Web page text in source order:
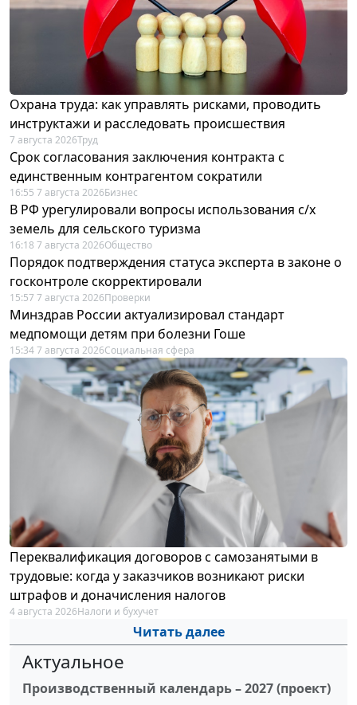
Охрана труда: как управлять рисками, проводить
инструктажи и расследовать происшествия
7 августа 2026Труд
Срок согласования заключения контракта с
единственным контрагентом сократили
16:55 7 августа 2026Бизнес
В РФ урегулировали вопросы использования с/х
земель для сельского туризма
16:18 7 августа 2026Общество
Порядок подтверждения статуса эксперта в законе о
госконтроле скорректировали
15:57 7 августа 2026Проверки
Минздрав России актуализировал стандарт
медпомощи детям при болезни Гоше
15:34 7 августа 2026Социальная сфера
Переквалификация договоров с самозанятыми в
трудовые: когда у заказчиков возникают риски
штрафов и доначисления налогов
4 августа 2026Налоги и бухучет
Читать далее
Актуальное
Производственный календарь – 2027 (проект)